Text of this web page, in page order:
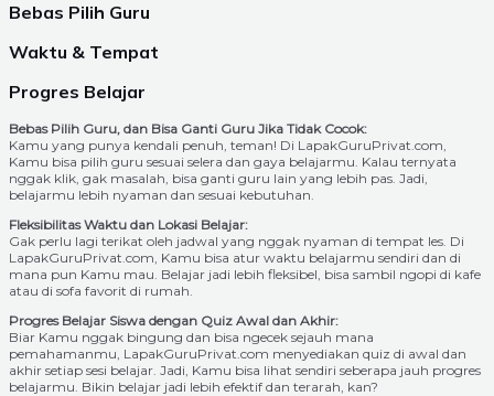
Bebas Pilih Guru
Waktu & Tempat
Progres Belajar
Bebas Pilih Guru, dan Bisa Ganti Guru Jika Tidak Cocok:
Kamu yang punya kendali penuh, teman! Di LapakGuruPrivat.com,
Kamu bisa pilih guru sesuai selera dan gaya belajarmu. Kalau ternyata
nggak klik, gak masalah, bisa ganti guru lain yang lebih pas. Jadi,
belajarmu lebih nyaman dan sesuai kebutuhan.
Fleksibilitas Waktu dan Lokasi Belajar:
Gak perlu lagi terikat oleh jadwal yang nggak nyaman di tempat les. Di
LapakGuruPrivat.com, Kamu bisa atur waktu belajarmu sendiri dan di
mana pun Kamu mau. Belajar jadi lebih fleksibel, bisa sambil ngopi di kafe
atau di sofa favorit di rumah.
Progres Belajar Siswa dengan Quiz Awal dan Akhir:
Biar Kamu nggak bingung dan bisa ngecek sejauh mana
pemahamanmu, LapakGuruPrivat.com menyediakan quiz di awal dan
akhir setiap sesi belajar. Jadi, Kamu bisa lihat sendiri seberapa jauh progres
belajarmu. Bikin belajar jadi lebih efektif dan terarah, kan?